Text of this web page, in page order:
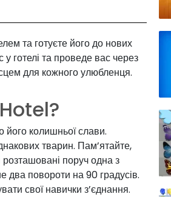
та готуєте його до нових
готелі та проведе вас через
для кожного улюбленця.
колишньої слави.
тварин. Пам’ятайте,
поруч одна з
два повороти на 90 градусів.
свої навички з’єднання.